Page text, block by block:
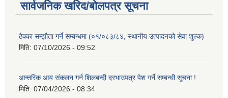
सार्वजनिक खरिद/बोलपत्र सूचना
ठेक्का सम्झौता गर्ने सम्बन्धमा (०१/०८३/८४, स्थानीय उत्पादनको सेवा शुल्क)
मिति: 07/10/2026 - 09:52
आन्तरिक आय संकलन गर्न शिलबन्दी दरभाउपत्र पेश गर्ने सम्बन्धी सूचना !
मिति: 07/04/2026 - 08:34